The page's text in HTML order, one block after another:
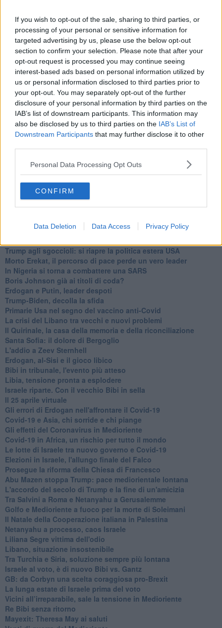
If you wish to opt-out of the sale, sharing to third parties, or
processing of your personal or sensitive information for
targeted advertising by us, please use the below opt-out
section to confirm your selection. Please note that after your
opt-out request is processed you may continue seeing
interest-based ads based on personal information utilized by
us or personal information disclosed to third parties prior to
your opt-out. You may separately opt-out of the further
disclosure of your personal information by third parties on the
IAB’s list of downstream participants. This information may
also be disclosed by us to third parties on the IAB’s List of
Downstream Participants that may further disclose it to other
Personal Data Processing Opt Outs
CONFIRM
Data Deletion Data Access Privacy Policy
La farsa delle elezioni in Siria
In Medioriente non ci sono favole, solo realtà
Biden chiama ma Netanyahu non risponde
Niente di nuovo in Medioriente
La forza di Boris Johnson
Biden nuovo alleato armeno contro la Turchia
Mar Mediterraneo cimitero silente
Richiami neo ottomani, la Francia guarda sospetta
Israele ultima curva a destra
Israele al voto: il Re sarà morto o vivo?
Londra trema tra gossip e casse vuote
Da Kindu a Kanyamahoro
Trump è vivo, ma Biden va avanti
Myanmar e Thailandia, colpi di Stato ciclici
Crescono le tensioni in Turchia
27 gennaio, indispensabile alimentare la Memoria
Countdown per Biden: non è un 20 gennaio qualunque
Assalto al Congresso: c’è protesta e protesta
A 10 anni dalle primavere arabe
Zaki resta in carcere: perchè non si riesce a liberare?
Trump agli sgoccioli: si riapre la politica estera USA
Morto Erekat, il percorso di pace perde un vero leader
In Nigeria si torna a combattere una SARS
Boris Johnson già ai titoli di coda?
Erdogan e Putin, leader despoti
Trump-Biden, decolla la sfida
Primarie Usa nel segno del vaccino anti-Covid
La crisi del Libano tra vecchi e nuovi problemi
Il Quirinale, la casa della memoria e della riconciliazione
Santa Sofia: il dolore di Bergoglio
L'addio a ​Zeev Sternhell
Erdogan, al-Sisi e il gioco libico
Bibi in tribunale, l'evento più atteso
Libia, tensione pronta a esplodere
Israele riparte. Con il vecchio Bibi in sella
Il 25 aprile virtuale
Gli errori di Erdogan nell'affrontare il Covid-19
Covid-19 e Asia, chi sorride e chi piange
Gli effetti del Coronavirus in Medioriente
Covid-19 in Africa, un rischio per tutto il mondo
Le lotte di Israele tra nuovo governo e Covid-19
Elezioni in Israele, l'allungo finale del Falco
Prosegue la riforma della Chiesa di Francesco
Abu Mazen stoppa Trump: pace mediorientale lontana
L'accordo del secolo di Trump e la fine di un'amicizia
Tra Salvini a Roma e Netanyahu a Gerusalemme
Golfo e Medioriente a fuoco per la morte di Soleimani
Il Natale della Cooperazione italiana in Palestina
Netanyahu a processo, caos Israele
Liliana Segre vittima dell'odio
Libano, situazione insostenibile
Tra Turchia e Siria, soluzione sempre più lontana
Israele al voto, è di nuovo Bibi vs. Gantz
GB: da Corbyn una scelta coraggiosa pro-Brexit
La lunga estate di Israele prima del voto
Vicini all’irreparabile, sale la tensione in Medioriente
Re Bibi senza ritorno
Mayexit: Theresa May ai saluti